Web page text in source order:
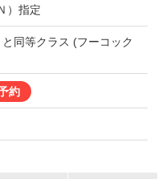
）指定
同等クラス (フーコック
約